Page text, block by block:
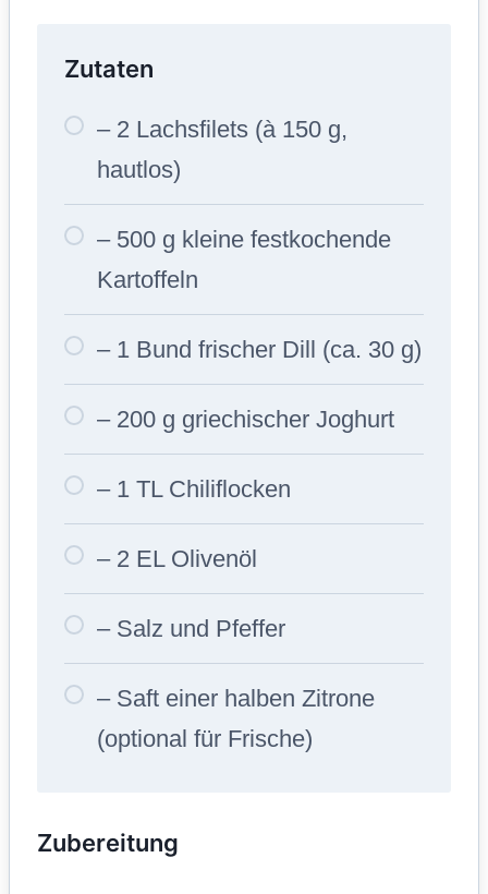
Zutaten
– 2 Lachsfilets (à 150 g,
hautlos)
– 500 g kleine festkochende
Kartoffeln
– 1 Bund frischer Dill (ca. 30 g)
– 200 g griechischer Joghurt
– 1 TL Chiliflocken
– 2 EL Olivenöl
– Salz und Pfeffer
– Saft einer halben Zitrone
(optional für Frische)
Zubereitung